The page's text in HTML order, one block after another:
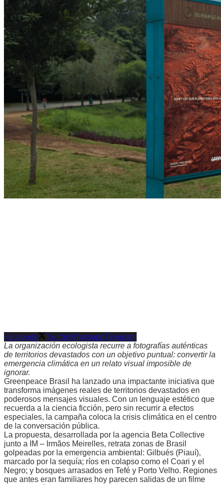
Facebook TwitterWhatsappTelegram
La organización ecologista recurre a fotografías auténticas
de territorios devastados con un objetivo puntual: convertir la
emergencia climática en un relato visual imposible de
ignorar.
Greenpeace Brasil ha lanzado una impactante iniciativa que
transforma imágenes reales de territorios devastados en
poderosos mensajes visuales. Con un lenguaje estético que
recuerda a la ciencia ficción, pero sin recurrir a efectos
especiales, la campaña coloca la crisis climática en el centro
de la conversación pública.
La propuesta, desarrollada por la agencia Beta Collective
junto a IM – Irmãos Meirelles, retrata zonas de Brasil
golpeadas por la emergencia ambiental: Gilbués (Piauí),
marcado por la sequía; ríos en colapso como el Coari y el
Negro; y bosques arrasados en Tefé y Porto Velho. Regiones
que antes eran familiares hoy parecen salidas de un filme